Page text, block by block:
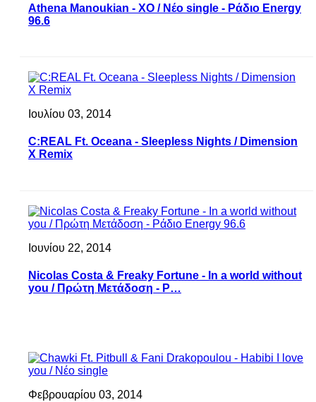
Athena Manoukian - XO / Νέο single - Ράδιο Energy
96.6
Ιουλίου 03, 2014
C:REAL Ft. Oceana - Sleepless Nights / Dimension
X Remix
Ιουνίου 22, 2014
Nicolas Costa & Freaky Fortune - In a world without
you / Πρώτη Μετάδοση - Ρ…
Φεβρουαρίου 03, 2014